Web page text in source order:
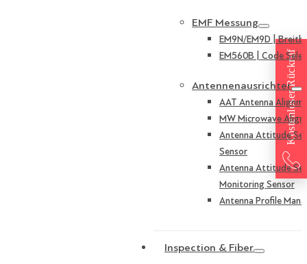
EMF Messung
EM9N/EM9D |
EM560B | Code
Antennenausrichter
AAT Antenna
MW Microwave
Antenna Attitude
Sensor
Antenna Attitude
Monitoring Sensor
Antenna Profile
Inspection & Fiber
Kostenloser Rückruf